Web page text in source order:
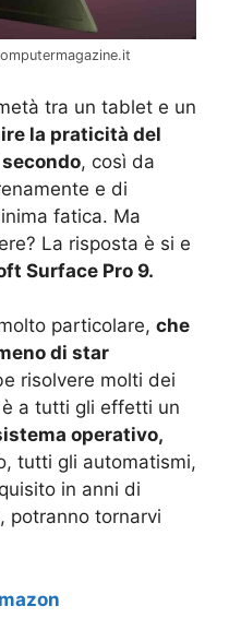
tra un tablet e un
la praticità del
, così da
e di
fatica. Ma
La risposta è si e
Surface Pro 9.
particolare, che
di star
risolvere molti dei
a tutti gli effetti un
operativo,
tutti gli automatismi,
in anni di
potranno tornarvi